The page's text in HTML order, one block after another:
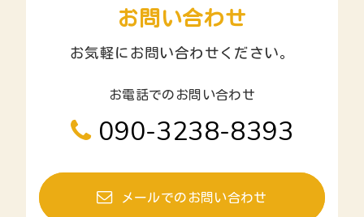
お問い合わせ
お気軽にお問い合わせください。
お電話でのお問い合わせ
090-3238-8393
メールでのお問い合わせ